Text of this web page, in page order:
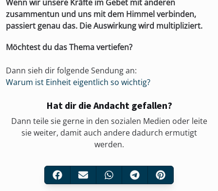
Wenn wir unsere Kräfte im Gebet mit anderen
zusammentun und uns mit dem Himmel verbinden,
passiert genau das. Die Auswirkung wird multipliziert.
Möchtest du das Thema vertiefen?
Dann sieh dir folgende Sendung an:
Warum ist Einheit eigentlich so wichtig?
Hat dir die Andacht gefallen?
Dann teile sie gerne in den sozialen Medien oder leite
sie weiter, damit auch andere dadurch ermutigt
werden.